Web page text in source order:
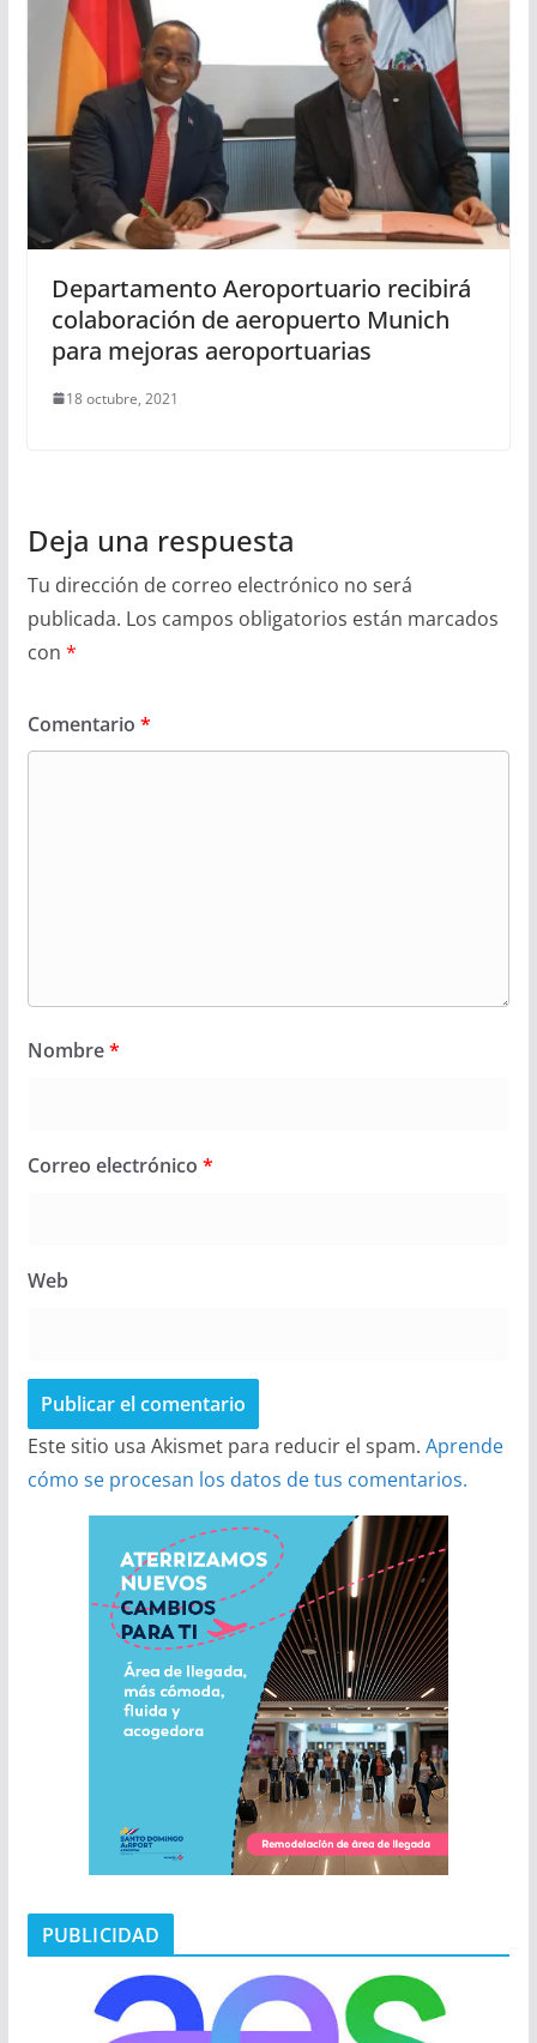
Departamento Aeroportuario recibirá
colaboración de aeropuerto Munich
para mejoras aeroportuarias
18 octubre, 2021
Deja una respuesta
Tu dirección de correo electrónico no será
publicada. Los campos obligatorios están marcados
con *
Comentario *
Nombre*
Correo electrónico *
Web
Este sitio usa Akismet para reducir el spam. Aprende
cómo se procesan los datos de tus comentarios.
PUBLICIDAD